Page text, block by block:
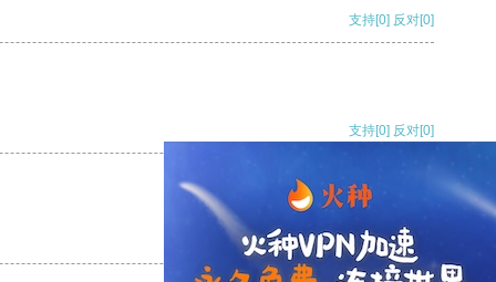
支持[0] 反对[0]
支持[0] 反对[0]
支持[0] 反对